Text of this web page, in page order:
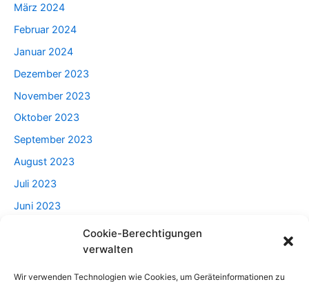
Cookie-Berechtigungen
verwalten
Wir verwenden Technologien wie Cookies, um Geräteinformationen zu
März 2024
Februar 2024
Januar 2024
Dezember 2023
November 2023
Oktober 2023
September 2023
August 2023
Juli 2023
Juni 2023